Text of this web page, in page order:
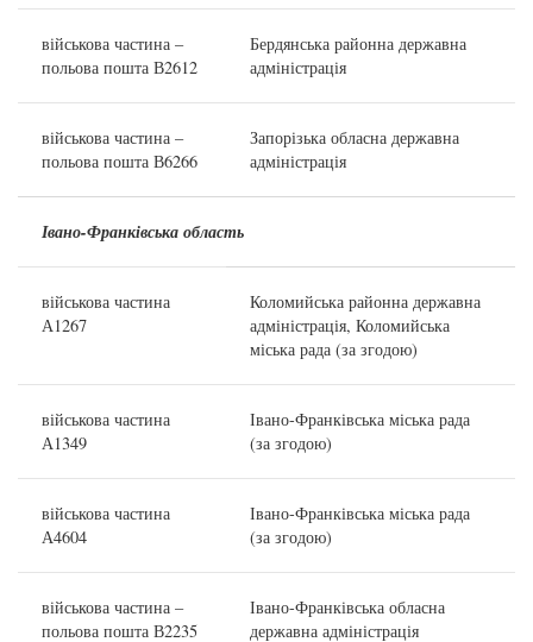
військова частина –
польова пошта В2612
Бердянська районна державна
адміністрація
військова частина –
польова пошта В6266
Запорізька обласна державна
адміністрація
Івано-Франківська область
військова частина
А1267
Коломийська районна державна
адміністрація, Коломийська
міська рада (за згодою)
військова частина
А1349
Івано-Франківська міська рада
(за згодою)
військова частина
А4604
Івано-Франківська міська рада
(за згодою)
військова частина –
польова пошта В2235
Івано-Франківська обласна
державна адміністрація